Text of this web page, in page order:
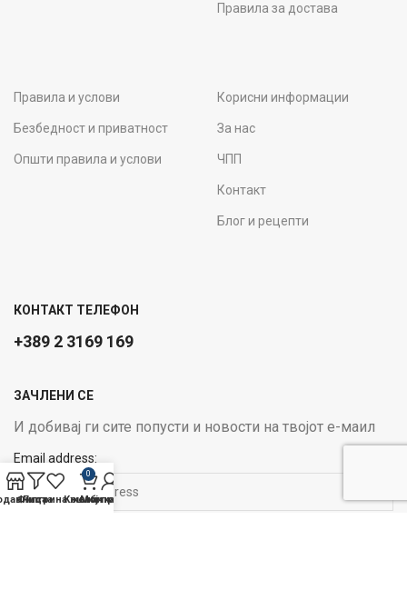
Правила за достава
Правила и услови
Безбедност и приватност
Општи правила и услови
Корисни информации
За нас
ЧПП
Контакт
Блог и рецепти
КОНТАКТ ТЕЛЕФОН
+389 2 3169 169
ЗАЧЛЕНИ СЕ
И добивај ги сите попусти и новости на твојот е-маил
Email address:
Филтри
Листа на желби
0
Кошничка
Мој профил